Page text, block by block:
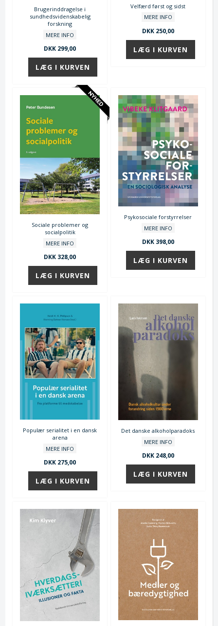
Brugerinddragelse i
sundhedsvidenskabelig
forskning
MERE INFO
DKK 299,00
Velfærd først og sidst
MERE INFO
DKK 250,00
Sociale problemer og
socialpolitik
MERE INFO
DKK 328,00
Psykosociale forstyrrelser
MERE INFO
DKK 398,00
Populær serialitet i en dansk
arena
MERE INFO
DKK 275,00
Det danske alkoholparadoks
MERE INFO
DKK 248,00